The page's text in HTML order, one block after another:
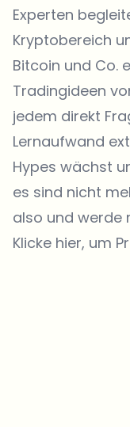
Experten
Kryptobereich
Bitcoin und Co.
Tradingideen
jedem direkt
Lernaufwand
Hypes wächst
es sind nicht
also und werde
Klicke hier, um